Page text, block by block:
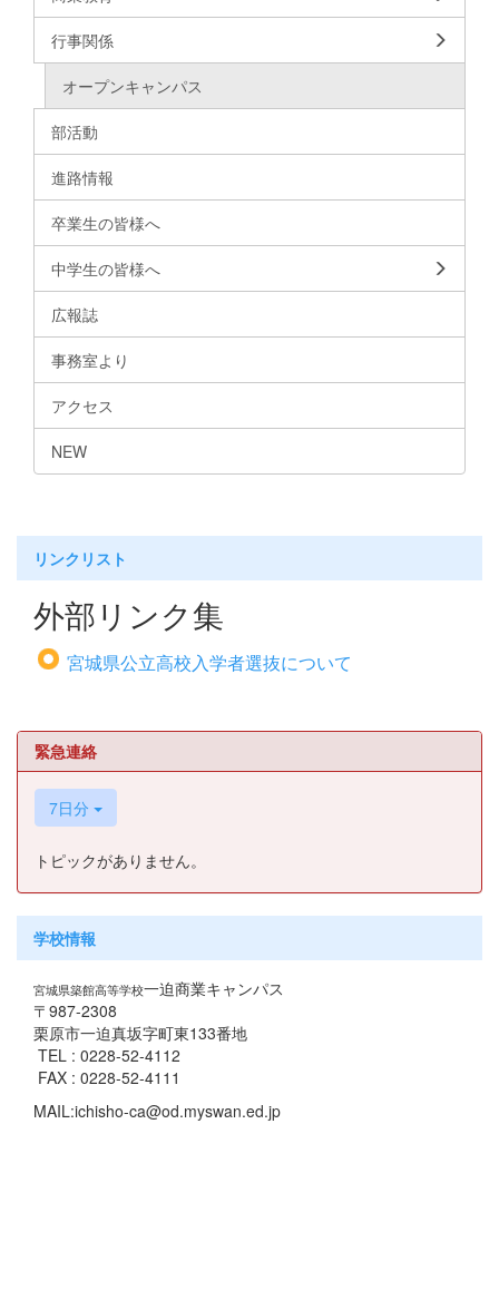
行事関係
オープンキャンパス
部活動
進路情報
卒業生の皆様へ
中学生の皆様へ
広報誌
事務室より
アクセス
NEW
リンクリスト
外部リンク集
宮城県公立高校入学者選抜について
緊急連絡
7日分
トピックがありません。
学校情報
宮城県築館高等学校一迫商業キャンパス
〒987-2308
栗原市一迫真坂字町東133番地
TEL : 0228-52-4112
FAX : 0228-52-4111
MAIL:ichisho-ca@od.myswan.ed.jp